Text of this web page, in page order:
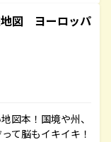
図 ヨーロッパ
図本！国境や州、
て脳もイキイキ！